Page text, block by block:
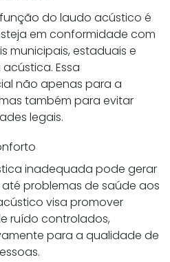
do laudo acústico é
em conformidade com
municipais, estaduais e
Essa
não apenas para a
também para evitar
legais.
inadequada pode gerar
problemas de saúde aos
visa promover
ruído controlados,
para a qualidade de